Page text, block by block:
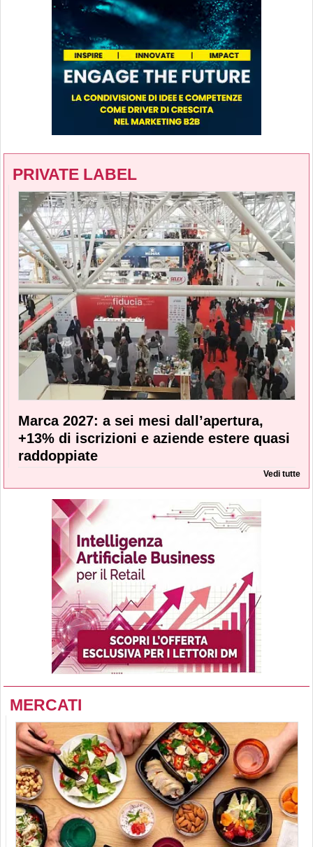
PRIVATE LABEL
Marca 2027: a sei mesi dall’apertura,
+13% di iscrizioni e aziende estere quasi
raddoppiate
Vedi tutte
MERCATI